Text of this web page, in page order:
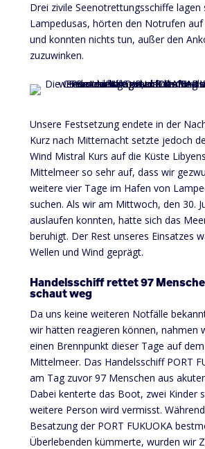
Drei zivile Seenotrettungsschiffe
Lampedusas, hörten den Notrufen
und konnten nichts tun, außer den
zuzuwinken.
Unsere Festsetzung endete in der
Kurz nach Mitternacht setzte jedoch
Wind Mistral Kurs auf die Küste
Mittelmeer so sehr auf, dass wir
weitere vier Tage im Hafen von
suchen. Als wir am Mittwoch, den 30.
auslaufen konnten, hatte sich das
beruhigt. Der Rest unseres Einsatzes
Wellen und Wind geprägt.
Handelsschiff rettet 97
schaut weg
Da uns keine weiteren Notfälle
wir hätten reagieren können, nahmen
einen Brennpunkt dieser Tage auf
Mittelmeer. Das Handelsschiff PORT
am Tag zuvor 97 Menschen aus
Dabei kenterte das Boot, zwei Kinder
weitere Person wird vermisst.
Besatzung der PORT FUKUOKA
Überlebenden kümmerte, wurden wir